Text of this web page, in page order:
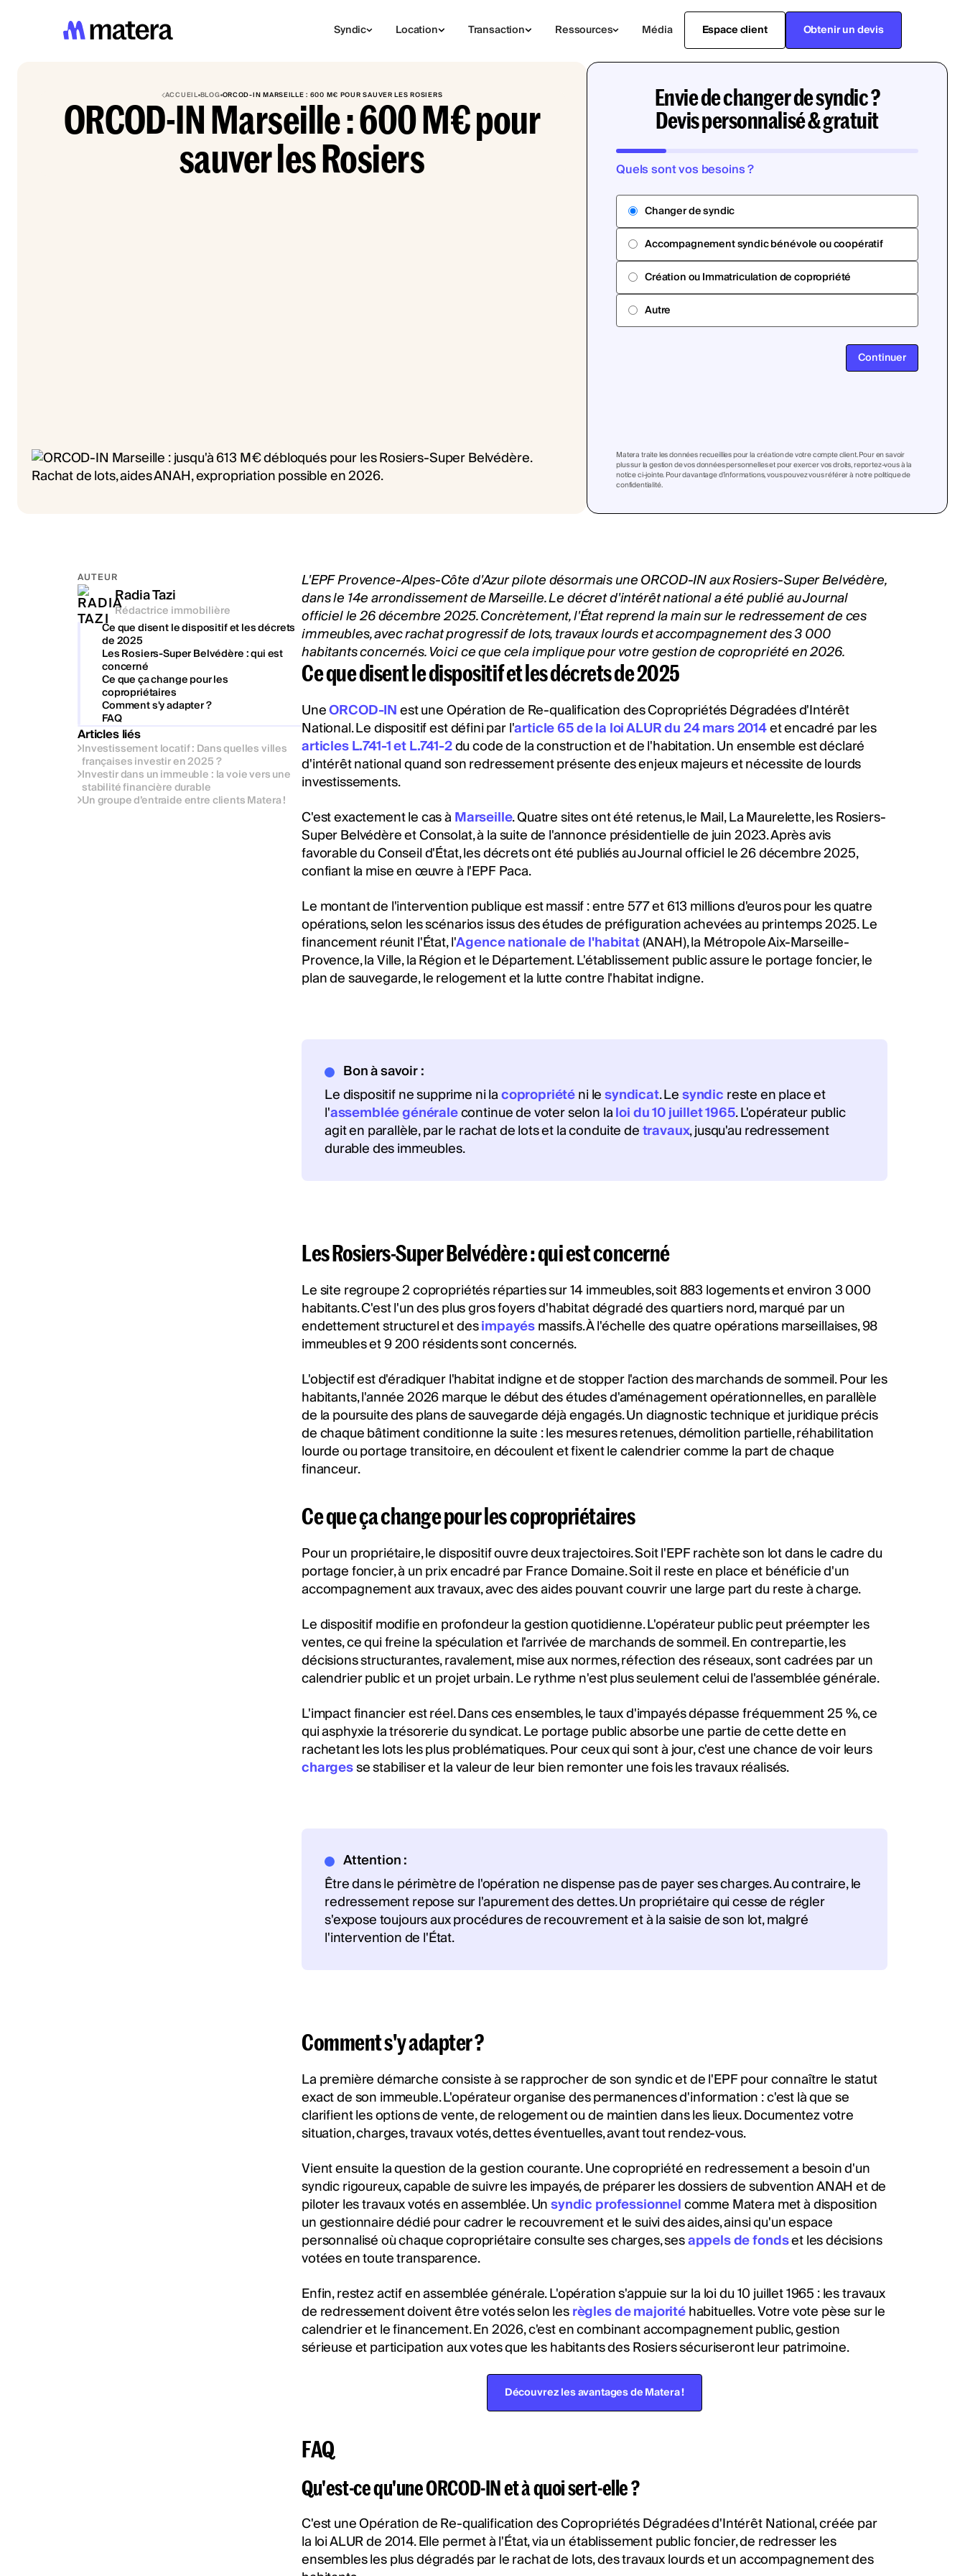
Syndic Location Transaction Ressources Média Espace client Obtenir un devis
ACCUEILBLOG ORCOD-IN MARSEILLE : 600 M€ POUR SAUVER LES ROSIERS
ORCOD-IN Marseille : 600 M€ pour
sauver les Rosiers
Envie de changer de syndic ?
Devis personnalisé & gratuit
Quels sont vos besoins ?
Changer de syndic
Accompagnement syndic bénévole ou coopératif
Création ou Immatriculation de copropriété
Autre
Continuer
Matera traite les données recueillies pour la création de votre compte client. Pour en savoir
plus sur la gestion de vos données personnelles et pour exercer vos droits, reportez-vous à la
notice ci-jointe. Pour davantage d’informations, vous pouvez vous référer à notre politique de
confidentialité.
AUTEUR
Radia Tazi
Rédactrice immobilière
Ce que disent le dispositif et les décrets
de 2025
Les Rosiers-Super Belvédère : qui est
concerné
Ce que ça change pour les
copropriétaires
Comment s'y adapter ?
FAQ
Articles liés
Investissement locatif : Dans quelles villes
françaises investir en 2025 ?
Investir dans un immeuble : la voie vers une
stabilité financière durable
Un groupe d’entraide entre clients Matera !
L'EPF Provence-Alpes-Côte d'Azur pilote désormais une ORCOD-IN aux Rosiers-Super Belvédère,
dans le 14e arrondissement de Marseille. Le décret d'intérêt national a été publié au Journal
officiel le 26 décembre 2025. Concrètement, l'État reprend la main sur le redressement de ces
immeubles, avec rachat progressif de lots, travaux lourds et accompagnement des 3 000
habitants concernés. Voici ce que cela implique pour votre gestion de copropriété en 2026.
Ce que disent le dispositif et les décrets de 2025
UneORCOD-INest une Opération de Re-qualification des Copropriétés Dégradées d'Intérêt
National. Le dispositif est défini par l'article 65 de la loi ALUR du 24 mars 2014et encadré par les
articles L.741-1 et L.741-2du code de la construction et de l'habitation. Un ensemble est déclaré
d'intérêt national quand son redressement présente des enjeux majeurs et nécessite de lourds
investissements.
C'est exactement le cas àMarseille. Quatre sites ont été retenus, le Mail, La Maurelette, les Rosiers-
Super Belvédère et Consolat, à la suite de l'annonce présidentielle de juin 2023. Après avis
favorable du Conseil d'État, les décrets ont été publiés au Journal officiel le 26 décembre 2025,
confiant la mise en œuvre à l'EPF Paca.
Le montant de l'intervention publique est massif : entre 577 et 613 millions d'euros pour les quatre
opérations, selon les scénarios issus des études de préfiguration achevées au printemps 2025. Le
financement réunit l'État, l'Agence nationale de l'habitat(ANAH), la Métropole Aix-Marseille-
Provence, la Ville, la Région et le Département. L'établissement public assure le portage foncier, le
plan de sauvegarde, le relogement et la lutte contre l'habitat indigne.
Bon à savoir :
Le dispositif ne supprime ni lacopropriéténi lesyndicat. Lesyndicreste en place et
l'assemblée généralecontinue de voter selon laloi du 10 juillet 1965. L'opérateur public
agit en parallèle, par le rachat de lots et la conduite detravaux, jusqu'au redressement
durable des immeubles.
Les Rosiers-Super Belvédère : qui est concerné
Le site regroupe 2 copropriétés réparties sur 14 immeubles, soit 883 logements et environ 3 000
habitants. C'est l'un des plus gros foyers d'habitat dégradé des quartiers nord, marqué par un
endettement structurel et desimpayésmassifs. À l'échelle des quatre opérations marseillaises, 98
immeubles et 9 200 résidents sont concernés.
L'objectif est d'éradiquer l'habitat indigne et de stopper l'action des marchands de sommeil. Pour les
habitants, l'année 2026 marque le début des études d'aménagement opérationnelles, en parallèle
de la poursuite des plans de sauvegarde déjà engagés. Un diagnostic technique et juridique précis
de chaque bâtiment conditionne la suite : les mesures retenues, démolition partielle, réhabilitation
lourde ou portage transitoire, en découlent et fixent le calendrier comme la part de chaque
financeur.
Ce que ça change pour les copropriétaires
Pour un propriétaire, le dispositif ouvre deux trajectoires. Soit l'EPF rachète son lot dans le cadre du
portage foncier, à un prix encadré par France Domaine. Soit il reste en place et bénéficie d'un
accompagnement aux travaux, avec des aides pouvant couvrir une large part du reste à charge.
Le dispositif modifie en profondeur la gestion quotidienne. L'opérateur public peut préempter les
ventes, ce qui freine la spéculation et l'arrivée de marchands de sommeil. En contrepartie, les
décisions structurantes, ravalement, mise aux normes, réfection des réseaux, sont cadrées par un
calendrier public et un projet urbain. Le rythme n'est plus seulement celui de l'assemblée générale.
L'impact financier est réel. Dans ces ensembles, le taux d'impayés dépasse fréquemment 25 %, ce
qui asphyxie la trésorerie du syndicat. Le portage public absorbe une partie de cette dette en
rachetant les lots les plus problématiques. Pour ceux qui sont à jour, c'est une chance de voir leurs
chargesse stabiliser et la valeur de leur bien remonter une fois les travaux réalisés.
Attention :
Être dans le périmètre de l'opération ne dispense pas de payer ses charges. Au contraire, le
redressement repose sur l'apurement des dettes. Un propriétaire qui cesse de régler
s'expose toujours aux procédures de recouvrement et à la saisie de son lot, malgré
l'intervention de l'État.
Comment s'y adapter ?
La première démarche consiste à se rapprocher de son syndic et de l'EPF pour connaître le statut
exact de son immeuble. L'opérateur organise des permanences d'information : c'est là que se
clarifient les options de vente, de relogement ou de maintien dans les lieux. Documentez votre
situation, charges, travaux votés, dettes éventuelles, avant tout rendez-vous.
Vient ensuite la question de la gestion courante. Une copropriété en redressement a besoin d'un
syndic rigoureux, capable de suivre les impayés, de préparer les dossiers de subvention ANAH et de
piloter les travaux votés en assemblée. Unsyndic professionnelcomme Matera met à disposition
un gestionnaire dédié pour cadrer le recouvrement et le suivi des aides, ainsi qu'un espace
personnalisé où chaque copropriétaire consulte ses charges, sesappels de fondset les décisions
votées en toute transparence.
Enfin, restez actif en assemblée générale. L'opération s'appuie sur la loi du 10 juillet 1965 : les travaux
de redressement doivent être votés selon lesrègles de majoritéhabituelles. Votre vote pèse sur le
calendrier et le financement. En 2026, c'est en combinant accompagnement public, gestion
sérieuse et participation aux votes que les habitants des Rosiers sécuriseront leur patrimoine.
Découvrez les avantages de Matera !
FAQ
Qu'est-ce qu'une ORCOD-IN et à quoi sert-elle ?
C'est une Opération de Re-qualification des Copropriétés Dégradées d'Intérêt National, créée par
la loi ALUR de 2014. Elle permet à l'État, via un établissement public foncier, de redresser les
ensembles les plus dégradés par le rachat de lots, des travaux lourds et un accompagnement des